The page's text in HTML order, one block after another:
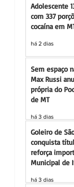
Adolescente
com 337
cocaína em
há 2 dias
Sem espaço
Max Russi
própria do
de MT
há 3 dias
Goleiro de
conquista
reforça
Municipal de
há 3 dias